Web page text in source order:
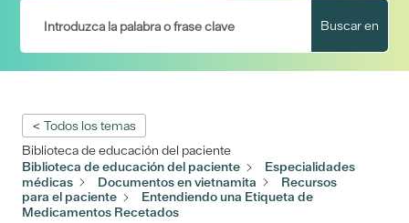
Buscar en
< Todos los temas
Biblioteca de educación del paciente
Biblioteca de educación del paciente
Especialidades
médicas
Documentos en vietnamita
Recursos
para el paciente
Entendiendo una Etiqueta de
Medicamentos Recetados